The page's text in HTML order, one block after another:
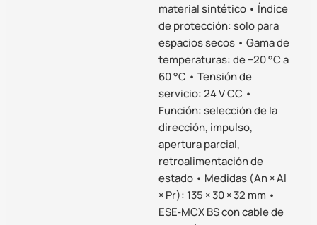
material sintético • Índice
de protección: solo para
espacios secos • Gama de
temperaturas: de −20 °C a
60 °C • Tensión de
servicio: 24 V CC •
Función: selección de la
dirección, impulso,
apertura parcial,
retroalimentación de
estado • Medidas (An × Al
× Pr): 135 × 30 × 32 mm •
ESE‑MCX BS con cable de